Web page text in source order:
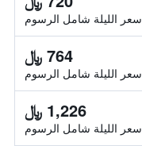
سعر الليلة شامل الرسوم
764 ﷼
سعر الليلة شامل الرسوم
1,226 ﷼
سعر الليلة شامل الرسوم